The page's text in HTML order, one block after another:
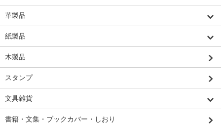
革製品
紙製品
木製品
スタンプ
文具雑貨
書籍・文集・ブックカバー・しおり